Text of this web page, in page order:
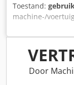
Toestand:
machine-/
5.350 mm, vrije
elektrisch ,
vorklengte:1.150
1.916 mm,
Door